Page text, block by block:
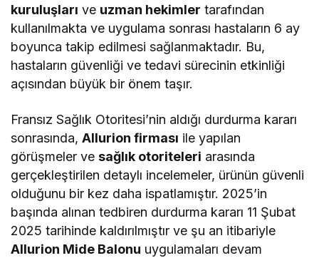
kuruluşları ve uzman hekimler tarafından
kullanılmakta ve uygulama sonrası hastaların 6 ay
boyunca takip edilmesi sağlanmaktadır. Bu,
hastaların güvenliği ve tedavi sürecinin etkinliği
açısından büyük bir önem taşır.
Fransız Sağlık Otoritesi’nin aldığı durdurma kararı
sonrasında,Allurion firması ile yapılan
görüşmeler vesağlık otoriteleri arasında
gerçekleştirilen detaylı incelemeler, ürünün güvenli
olduğunu bir kez daha ispatlamıştır. 2025’in
başında alınan tedbiren durdurma kararı 11 Şubat
2025 tarihinde kaldırılmıştır ve şu an itibariyle
Allurion Mide Balonu uygulamaları devam